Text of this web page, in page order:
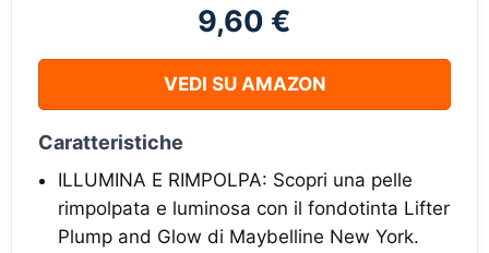
9,60 €
VEDI SU AMAZON
Caratteristiche
ILLUMINA E RIMPOLPA: Scopri una pelle
rimpolpata e luminosa con il fondotinta Lifter
Plump and Glow di Maybelline New York.